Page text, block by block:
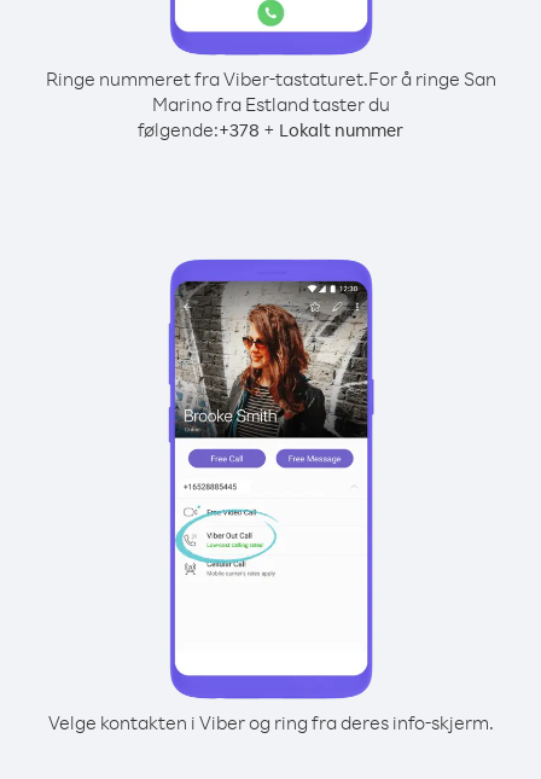
Ringe nummeret fra Viber-tastaturet.For å ringe San
Marino fra Estland taster du
følgende:+378 + Lokalt nummer
Velge kontakten i Viber og ring fra deres info-skjerm.